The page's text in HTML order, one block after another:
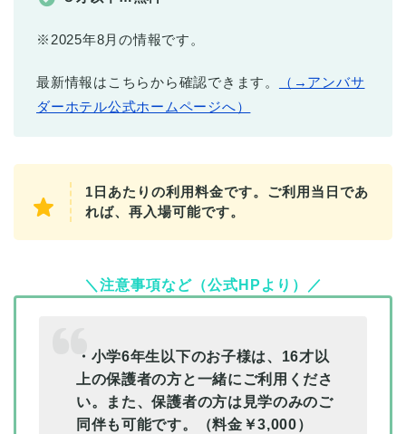
※2025年8月の情報です。
最新情報はこちらから確認できます。
（→アンバサ
ダーホテル公式ホームページへ）
1日あたりの利用料金です。ご利用当日であ
れば、再入場可能です。
＼注意事項など（公式HPより）／
・小学6年生以下のお子様は、16才以
上の保護者の方と一緒にご利用くださ
い。また、保護者の方は見学のみのご
同伴も可能です。（料金￥3,000）